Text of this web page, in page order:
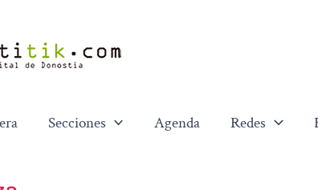
Secciones Agenda Redes